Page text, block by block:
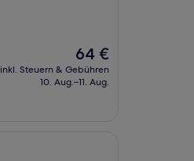
Der
Preis
beträgt
64 €
inkl. Steuern & Gebühren
10. Aug.–11. Aug.